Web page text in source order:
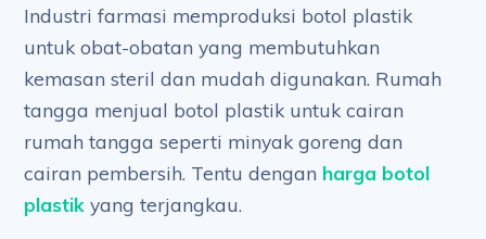
Industri farmasi memproduksi botol plastik
untuk obat-obatan yang membutuhkan
kemasan steril dan mudah digunakan. Rumah
tangga menjual botol plastik untuk cairan
rumah tangga seperti minyak goreng dan
cairan pembersih. Tentu dengan harga botol
plastik yang terjangkau.